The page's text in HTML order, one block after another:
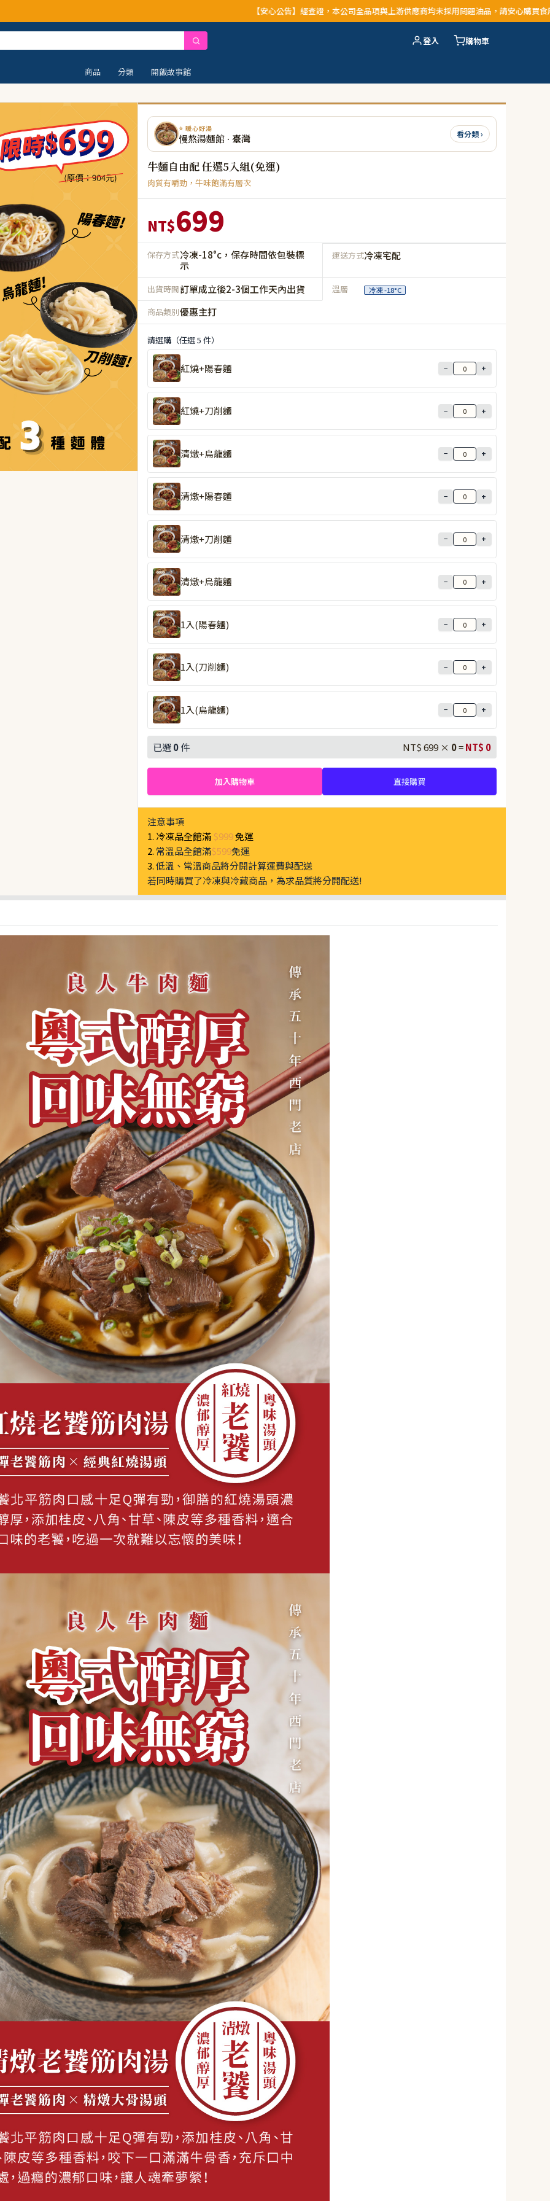
【安心公告】經查證，本公司全品項與上游供應商均未採用問題油品，請安心購買食用
登入 購物車
商品 分類 開飯故事館
⭐ 暖心好湯
慢熬湯麵館 · 臺灣 看分類 ›
牛麵自由配 任選5入組(免運)
肉質有嚼勁，牛味飽滿有層次
NT$699
保存方式冷凍-18°c，保存時間依包裝標
示
運送方式冷凍宅配
出貨時間訂單成立後2-3個工作天內出貨 溫層 冷凍 -18°C
商品類別優惠主打
請選購（任選 5 件）
紅燒+陽春麵 − +
紅燒+刀削麵 − +
清燉+烏龍麵 − +
清燉+陽春麵 − +
清燉+刀削麵 − +
清燉+烏龍麵 − +
1入(陽春麵) − +
1入(刀削麵) − +
1入(烏龍麵) − +
已選0件 NT$ 699 × 0=NT$ 0
加入購物車 直接購買
注意事項
1. 冷凍品全館滿 $999免運
2. 常溫品全館滿$599免運
3.低溫、常溫商品將分開計算運費與配送
若同時購買了冷凍與冷藏商品，為求品質將分開配送!